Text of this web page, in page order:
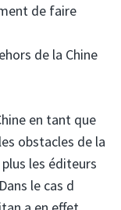
de faire
de la Chine
en tant que
obstacles de la
les éditeurs
le cas d